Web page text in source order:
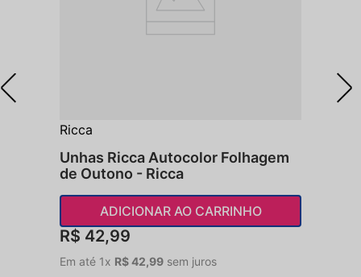
Ricca
Unhas Ricca Autocolor Folhagem
de Outono - Ricca
ADICIONAR AO CARRINHO
R$ 42,99
Em até 1x R$42,99 sem juros